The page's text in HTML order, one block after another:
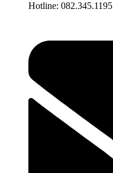
Hotline: 082.345.1195